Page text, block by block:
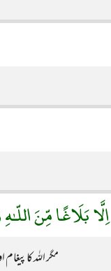
اِلَّا بَلَاغًا مِّنَ
مگر اللہ کا